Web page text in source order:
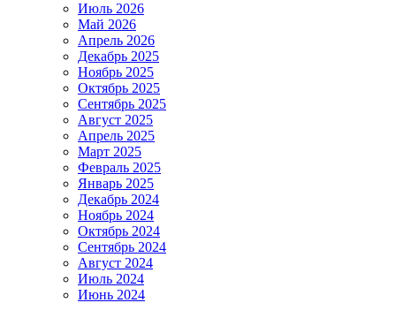
Июль 2026
Май 2026
Апрель 2026
Декабрь 2025
Ноябрь 2025
Октябрь 2025
Сентябрь 2025
Август 2025
Апрель 2025
Март 2025
Февраль 2025
Январь 2025
Декабрь 2024
Ноябрь 2024
Октябрь 2024
Сентябрь 2024
Август 2024
Июль 2024
Июнь 2024